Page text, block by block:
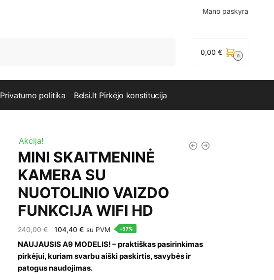
Mano paskyra
0,00 € 0
Privatumo politika Belsi.lt Pirkėjo konstitucija
Akcija!
MINI SKAITMENINĖ
KAMERA SU
NUOTOLINIO VAIZDO
FUNKCIJA WIFI HD
240,00€
Original
price
was:
240,00 €.
104,40€Current
price
is:
104,40 €.
su PVM -57%
NAUJAUSIS A9 MODELIS! – praktiškas pasirinkimas
pirkėjui, kuriam svarbu aiški paskirtis, savybės ir
patogus naudojimas.